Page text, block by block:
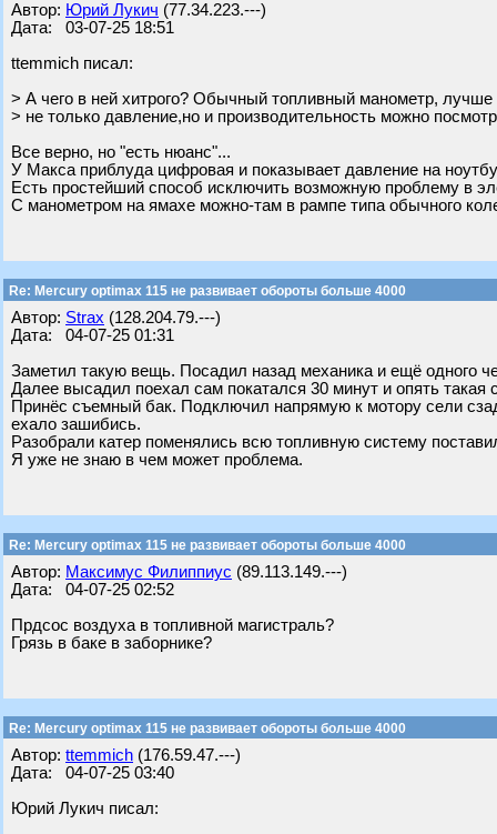
Автор: Юрий Лукич (77.34.223.---)
Дата: 03-07-25 18:51
ttemmich писал:
> А чего в ней хитрого? Обычный топливный манометр, лучше
> не только давление,но и производительность можно
Все верно, но "есть нюанс"...
У Макса приблуда цифровая и показывает давление на
Есть простейший способ исключить возможную проблему в
С манометром на ямахе можно-там в рампе типа обычного
Re: Mercury optimax 115 не развивает обороты больше 4000
Автор: Strax (128.204.79.---)
Дата: 04-07-25 01:31
Заметил такую вещь. Посадил назад механика и ещё одного
Далее высадил поехал сам покатался 30 минут и опять такая
Принёс съемный бак. Подключил напрямую к мотору сели
ехало зашибись.
Разобрали катер поменялись всю топливную систему
Я уже не знаю в чем может проблема.
Re: Mercury optimax 115 не развивает обороты больше 4000
Автор: Максимус Филиппиус (89.113.149.---)
Дата: 04-07-25 02:52
Прдсос воздуха в топливной магистраль?
Грязь в баке в заборнике?
Re: Mercury optimax 115 не развивает обороты больше 4000
Автор: ttemmich (176.59.47.---)
Дата: 04-07-25 03:40
Юрий Лукич писал: